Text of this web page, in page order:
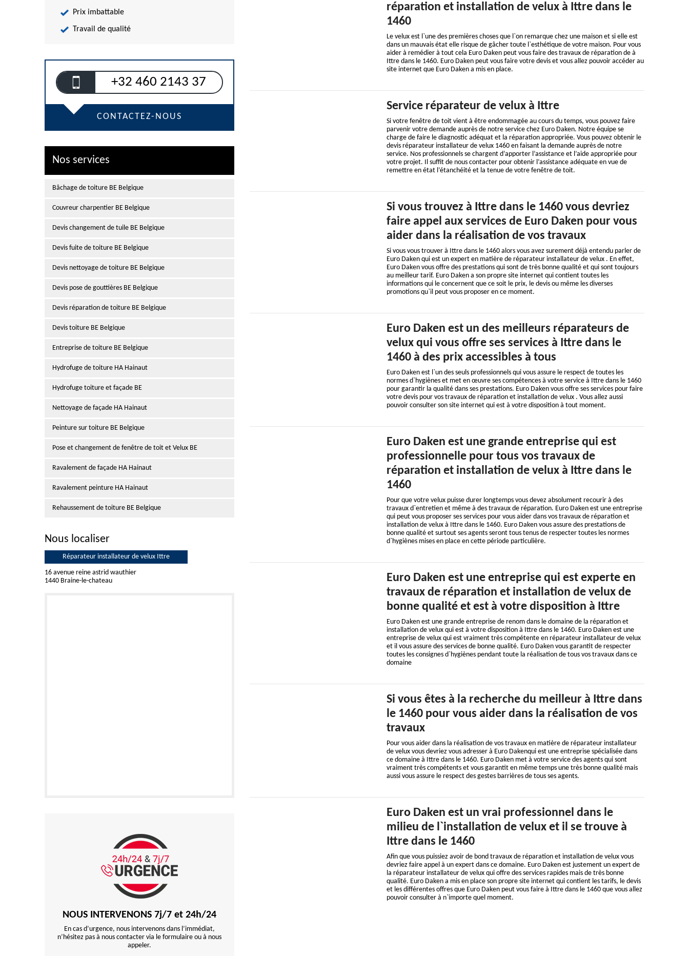
Prix imbattable
Travail de qualité
+32 460 2143 37
CONTACTEZ-NOUS
Nos services
Bâchage de toiture BE Belgique
Couvreur charpentier BE Belgique
Devis changement de tuile BE Belgique
Devis fuite de toiture BE Belgique
Devis nettoyage de toiture BE Belgique
Devis pose de gouttières BE Belgique
Devis réparation de toiture BE Belgique
Devis toiture BE Belgique
Entreprise de toiture BE Belgique
Hydrofuge de toiture HA Hainaut
Hydrofuge toiture et façade BE
Nettoyage de façade HA Hainaut
Peinture sur toiture BE Belgique
Pose et changement de fenêtre de toit et Velux BE
Ravalement de façade HA Hainaut
Ravalement peinture HA Hainaut
Rehaussement de toiture BE Belgique
Nous localiser
Réparateur installateur de velux Ittre
16 avenue reine astrid wauthier
1440 Braine-le-chateau
NOUS INTERVENONS 7j/7 et 24h/24
En cas d’urgence, nous intervenons dans l’immédiat,
n’hésitez pas à nous contacter via le formulaire ou à nous
appeler.
réparation et installation de velux à Ittre dans le
1460
Le velux est l`une des premières choses que l`on remarque chez une maison et si elle est
dans un mauvais état elle risque de gâcher toute l`esthétique de votre maison. Pour vous
aider à remédier à tout cela Euro Daken peut vous faire des travaux de réparation de à
Ittre dans le 1460. Euro Daken peut vous faire votre devis et vous allez pouvoir accéder au
site internet que Euro Daken a mis en place.
Service réparateur de velux à Ittre
Si votre fenêtre de toit vient à être endommagée au cours du temps, vous pouvez faire
parvenir votre demande auprès de notre service chez Euro Daken. Notre équipe se
charge de faire le diagnostic adéquat et la réparation appropriée. Vous pouvez obtenir le
devis réparateur installateur de velux 1460 en faisant la demande auprès de notre
service. Nos professionnels se chargent d’apporter l’assistance et l’aide appropriée pour
votre projet. Il suffit de nous contacter pour obtenir l’assistance adéquate en vue de
remettre en état l’étanchéité et la tenue de votre fenêtre de toit.
Si vous trouvez à Ittre dans le 1460 vous devriez
faire appel aux services de Euro Daken pour vous
aider dans la réalisation de vos travaux
Si vous vous trouver à Ittre dans le 1460 alors vous avez surement déjà entendu parler de
Euro Daken qui est un expert en matière de réparateur installateur de velux . En effet,
Euro Daken vous offre des prestations qui sont de très bonne qualité et qui sont toujours
au meilleur tarif. Euro Daken a son propre site internet qui contient toutes les
informations qui le concernent que ce soit le prix, le devis ou même les diverses
promotions qu`il peut vous proposer en ce moment.
Euro Daken est un des meilleurs réparateurs de
velux qui vous offre ses services à Ittre dans le
1460 à des prix accessibles à tous
Euro Daken est l`un des seuls professionnels qui vous assure le respect de toutes les
normes d`hygiènes et met en œuvre ses compétences à votre service à Ittre dans le 1460
pour garantir la qualité dans ses prestations. Euro Daken vous offre ses services pour faire
votre devis pour vos travaux de réparation et installation de velux . Vous allez aussi
pouvoir consulter son site internet qui est à votre disposition à tout moment.
Euro Daken est une grande entreprise qui est
professionnelle pour tous vos travaux de
réparation et installation de velux à Ittre dans le
1460
Pour que votre velux puisse durer longtemps vous devez absolument recourir à des
travaux d`entretien et même à des travaux de réparation. Euro Daken est une entreprise
qui peut vous proposer ses services pour vous aider dans vos travaux de réparation et
installation de velux à Ittre dans le 1460. Euro Daken vous assure des prestations de
bonne qualité et surtout ses agents seront tous tenus de respecter toutes les normes
d`hygiènes mises en place en cette période particulière.
Euro Daken est une entreprise qui est experte en
travaux de réparation et installation de velux de
bonne qualité et est à votre disposition à Ittre
Euro Daken est une grande entreprise de renom dans le domaine de la réparation et
installation de velux qui est à votre disposition à Ittre dans le 1460. Euro Daken est une
entreprise de velux qui est vraiment très compétente en réparateur installateur de velux
et il vous assure des services de bonne qualité. Euro Daken vous garantit de respecter
toutes les consignes d`hygiènes pendant toute la réalisation de tous vos travaux dans ce
domaine
Si vous êtes à la recherche du meilleur à Ittre dans
le 1460 pour vous aider dans la réalisation de vos
travaux
Pour vous aider dans la réalisation de vos travaux en matière de réparateur installateur
de velux vous devriez vous adresser à Euro Dakenqui est une entreprise spécialisée dans
ce domaine à Ittre dans le 1460. Euro Daken met à votre service des agents qui sont
vraiment très compétents et vous garantit en même temps une très bonne qualité mais
aussi vous assure le respect des gestes barrières de tous ses agents.
Euro Daken est un vrai professionnel dans le
milieu de l`installation de velux et il se trouve à
Ittre dans le 1460
Afin que vous puissiez avoir de bond travaux de réparation et installation de velux vous
devriez faire appel à un expert dans ce domaine. Euro Daken est justement un expert de
la réparateur installateur de velux qui offre des services rapides mais de très bonne
qualité. Euro Daken a mis en place son propre site internet qui contient les tarifs, le devis
et les différentes offres que Euro Daken peut vous faire à Ittre dans le 1460 que vous allez
pouvoir consulter à n`importe quel moment.